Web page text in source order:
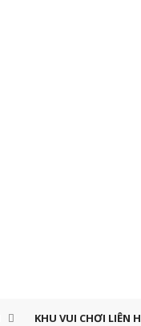
KHU VUI CHƠI LIÊN